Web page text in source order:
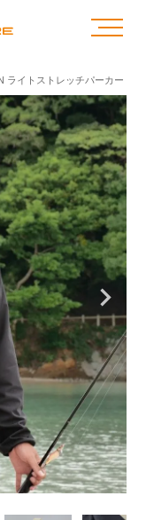
ライトストレッチパーカー